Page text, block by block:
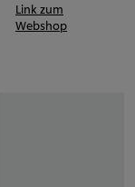
Link zum
Webshop